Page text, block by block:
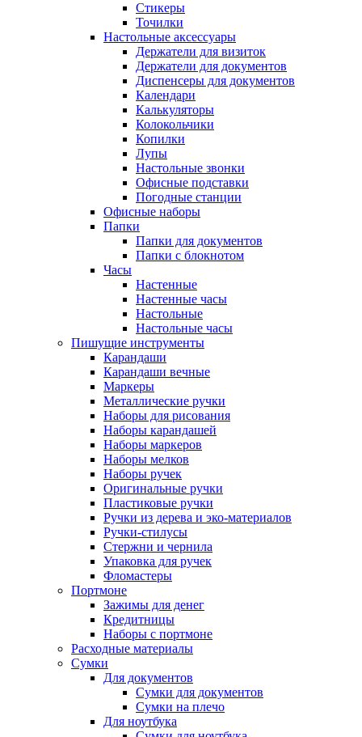
Стикеры
Точилки
Настольные аксессуары
Держатели для визиток
Держатели для документов
Диспенсеры для документов
Календари
Калькуляторы
Колокольчики
Копилки
Лупы
Настольные звонки
Офисные подставки
Погодные станции
Офисные наборы
Папки
Папки для документов
Папки с блокнотом
Часы
Настенные
Настенные часы
Настольные
Настольные часы
Пишущие инструменты
Карандаши
Карандаши вечные
Маркеры
Металлические ручки
Наборы для рисования
Наборы карандашей
Наборы маркеров
Наборы мелков
Наборы ручек
Оригинальные ручки
Пластиковые ручки
Ручки из дерева и эко-материалов
Ручки-стилусы
Стержни и чернила
Упаковка для ручек
Фломастеры
Портмоне
Зажимы для денег
Кредитницы
Наборы с портмоне
Расходные материалы
Сумки
Для документов
Сумки для документов
Сумки на плечо
Для ноутбука